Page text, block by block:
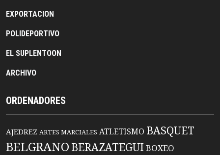
EXPORTACION
POLIDEPORTIVO
EL SUPLENTOON
ARCHIVO
ORDENADORES
AJEDREZ ARTES MARCIALES ATLETISMO BASQUET
BELGRANO BERAZATEGUIBOXEO